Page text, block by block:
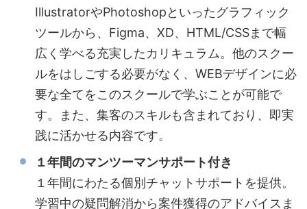
IllustratorやPhotoshopといったグラフィック
ツールから、Figma、XD、HTML/CSSまで幅
広く学べる充実したカリキュラム。他のスクー
ルをはしごする必要がなく、WEBデザインに必
要な全てをこのスクールで学ぶことが可能で
す。また、集客のスキルも含まれており、即実
践に活かせる内容です。
１年間のマンツーマンサポート付き
１年間にわたる個別チャットサポートを提供。
学習中の疑問解消から案件獲得のアドバイスま